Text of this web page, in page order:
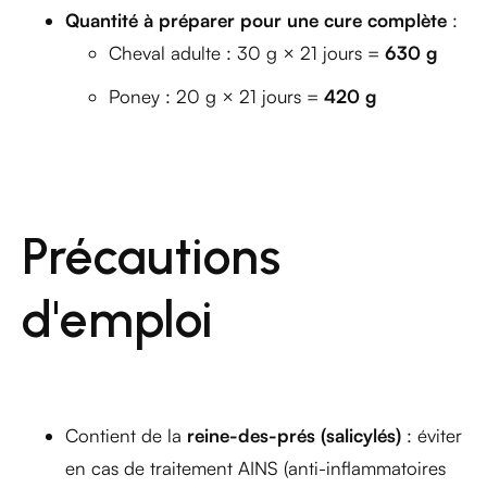
Quantité à préparer pour une cure complète :
Cheval adulte : 30 g × 21 jours = 630 g
Poney : 20 g × 21 jours = 420 g
Précautions
d'emploi
Contient de la reine-des-prés (salicylés) : éviter
en cas de traitement AINS (anti-inflammatoires